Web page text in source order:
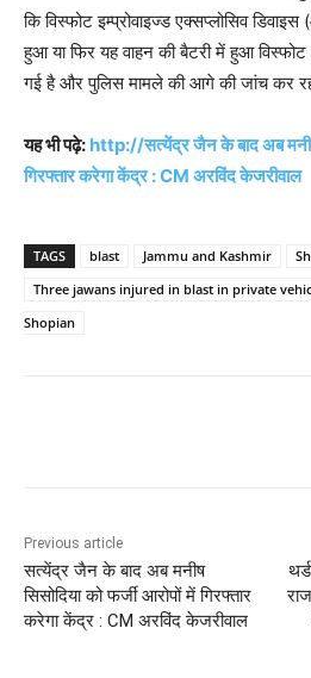
कि विस्फोट इम्प्रोवाइज्ड एक्सप्लोसिव
हुआ या फिर यह वाहन की बैटरी में हुआ
गई है और पुलिस मामले की आगे की जांच कर
यह भी पढ़े: http://सत्येंद्र जैन के बाद अब मनीष
गिरफ्तार करेगा केंद्र : CM अरविंद केजरीवाल
TAGS blast Jammu and Kashmir
Three jawans injured in blast in private
Shopian
Previous article
सत्येंद्र जैन के बाद अब मनीष
सिसोदिया को फर्जी आरोपों में गिरफ्तार
करेगा केंद्र : CM अरविंद केजरीवाल